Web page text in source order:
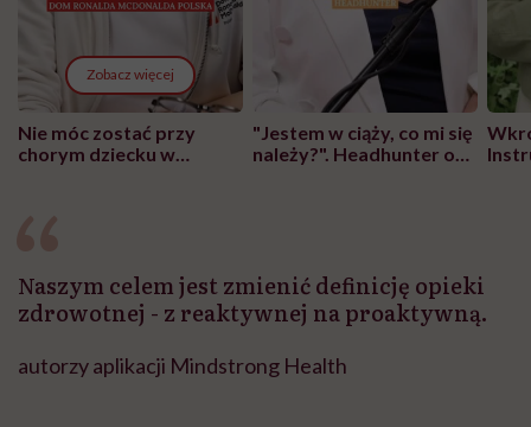
Zobacz więcej
Nie móc zostać przy
chorym dziecku w
"Jestem w ciąży, co mi się
należy?". Headhunter o
Naszym celem jest zmienić definicję opieki
zdrowotnej - z reaktywnej na proaktywną.
autorzy aplikacji Mindstrong Health